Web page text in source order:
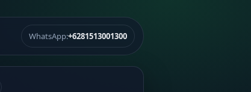
WhatsApp:+6281513001300